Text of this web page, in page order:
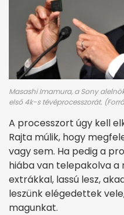
Masashi Imamura, a Sony
első 4k-s tévéprocesszorát.
A processzort úgy kell
Rajta múlik, hogy
vagy sem. Ha pedig a
hiába van telepakolva a
extrákkal, lassú lesz,
leszünk elégedettek
magunkat.